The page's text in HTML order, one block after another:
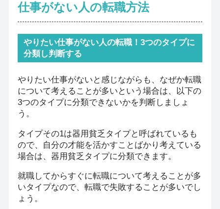
仕事がない人の転職方法
やりたい仕事がない人の転職！3つのタイプに
分類し判断する
やりたい仕事がないと感じながらも、なぜか転職
について考えることが多いという場合は、以下の
3つのタイプに分類できないかを判断しましょ
う。
タイプその1は器用貧乏タイプと呼ばれているも
ので、自分の才能を活かすことばかり考えている
場合は、器用貧乏タイプに分類できます。
就職してからすぐに転職について考えることが多
いタイプなので、転職で失敗することが多いでし
ょう。